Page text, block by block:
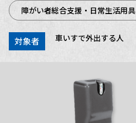
障がい者総合支援・日常生活用具
対象者 車いすで外出する人